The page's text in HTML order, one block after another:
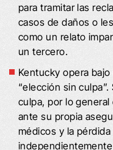
para tramitar las
casos de daños o
como un relato
un tercero.
Kentucky opera
“elección sin
culpa, por lo
ante su propia
médicos y la